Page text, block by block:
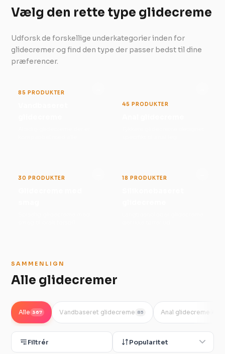
Vælg den rette type glidecreme
Udforsk de forskellige underkategorier inden for
glidecremer og find den type der passer bedst til dine
præferencer.
85 PRODUKTER
45 PRODUKTER
30 PRODUKTER 18 PRODUKTER
SAMMENLIGN
Alle glidecremer
Alle 367 Vandbaseret glidecreme 85 Anal glidecreme
Filtrér Popularitet